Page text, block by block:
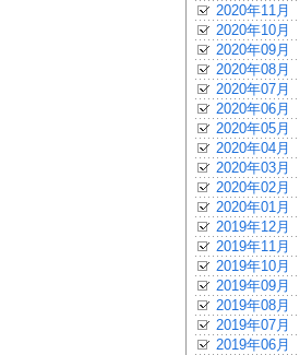
2020年11月
2020年10月
2020年09月
2020年08月
2020年07月
2020年06月
2020年05月
2020年04月
2020年03月
2020年02月
2020年01月
2019年12月
2019年11月
2019年10月
2019年09月
2019年08月
2019年07月
2019年06月